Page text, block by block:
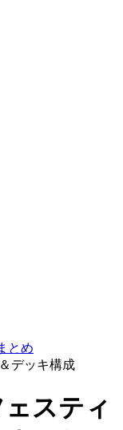
とめ
デッキ構成
ェスティ